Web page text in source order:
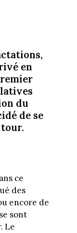
en
du
de se
ce
des
encore de
sont
Le